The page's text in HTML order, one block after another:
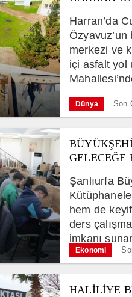
Harran’da
merkezi ve
içi asfalt yol
Dünya Son
Şanlıurfa
hem de
ders
imkanı
Ekonomi
HALİLİYE